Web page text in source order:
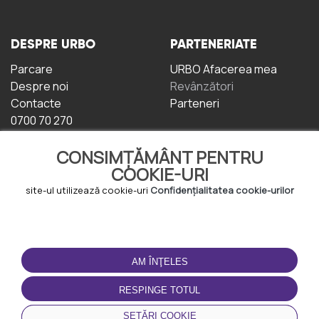
CONSIMȚĂMÂNT PENTRU
COOKIE-URI
site-ul utilizează cookie-uri Confidențialitatea cookie-urilor
AM ÎNŢELES
RESPINGE TOTUL
SETĂRI COOKIE
DESPRE URBO
Parcare
Despre noi
Contacte
0700 70 270
PARTENERIATE
URBO Afacerea mea
Revânzători
Parteneri
TERMENI DE UTILIZARE
Termeni și condiții
Politica de
Confidențialitate
Politica de cookie-uri
DESCĂRCAȚI
APLICAȚIA